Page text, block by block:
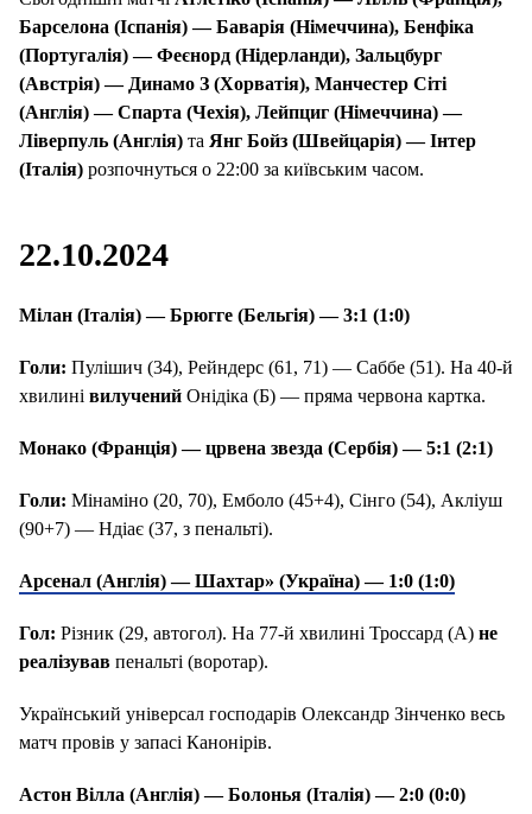
Барселона (Іспанія) — Баварія (Німеччина), Бенфіка
(Португалія) — Феєнорд (Нідерланди), Зальцбург
(Австрія) — Динамо З (Хорватія), Манчестер Сіті
(Англія) — Спарта (Чехія), Лейпциг (Німеччина) —
Ліверпуль (Англія) та Янг Бойз (Швейцарія) — Інтер
(Італія) розпочнуться о 22:00 за київським часом.
22.10.2024
Мілан (Італія) — Брюгге (Бельгія) — 3:1 (1:0)
Голи: Пулішич (34), Рейндерс (61, 71) — Саббе (51). На 40-й
хвилині вилучений Онідіка (Б) — пряма червона картка.
Монако (Франція) — црвена звезда (Сербія) — 5:1 (2:1)
Голи: Мінаміно (20, 70), Емболо (45+4), Сінго (54), Акліуш
(90+7) — Ндіає (37, з пенальті).
Арсенал (Англія) — Шахтар» (Україна) — 1:0 (1:0)
Гол: Різник (29, автогол). На 77-й хвилині Троссард (А) не
реалізував пенальті (воротар).
Український універсал господарів Олександр Зінченко весь
матч провів у запасі Канонірів.
Астон Вілла (Англія) — Болонья (Італія) — 2:0 (0:0)